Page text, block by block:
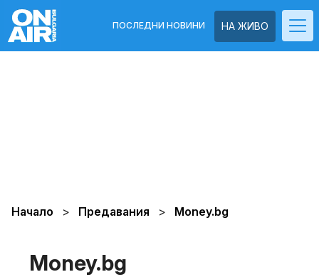
НА ЖИВО
ПОСЛЕДНИ НОВИНИ
Начало Предавания Money.bg
Money.bg